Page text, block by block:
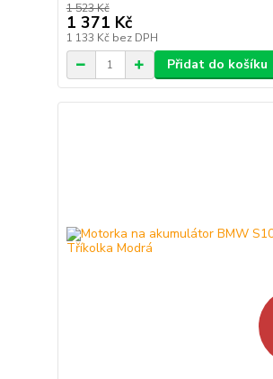
1 523 Kč
1 371 Kč
1 133 Kč bez DPH
Přidat do košíku